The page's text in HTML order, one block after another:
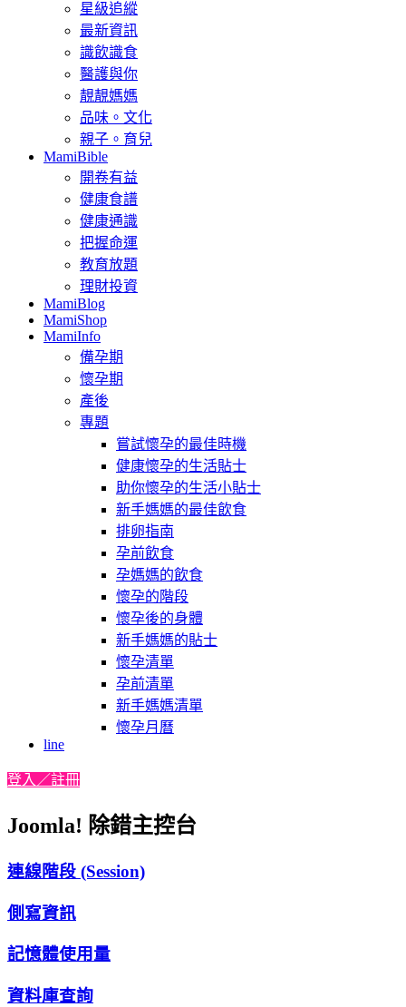
星級追縱
最新資訊
識飲識食
醫護與你
靚靚媽媽
品味。文化
親子。育兒
MamiBible
開卷有益
健康食譜
健康通識
把握命運
教育放題
理財投資
MamiBlog
MamiShop
MamiInfo
備孕期
懷孕期
產後
專題
嘗試懷孕的最佳時機
健康懷孕的生活貼士
助你懷孕的生活小貼士
新手媽媽的最佳飲食
排卵指南
孕前飲食
孕媽媽的飲食
懷孕的階段
懷孕後的身體
新手媽媽的貼士
懷孕清單
孕前清單
新手媽媽清單
懷孕月曆
line
登入／註冊
Joomla! 除錯主控台
連線階段 (Session)
側寫資訊
記憶體使用量
資料庫查詢